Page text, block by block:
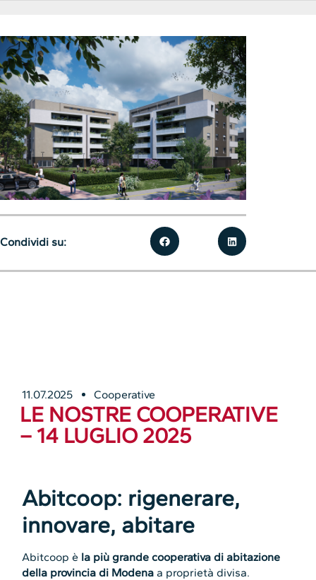
11.07.2025 Cooperative
LE NOSTRE COOPERATIVE
– 14 LUGLIO 2025
Abitcoop: rigenerare,
innovare, abitare
Abitcoop è la più grande cooperativa di abitazione
della provincia di Modena a proprietà divisa.
Condividi su: